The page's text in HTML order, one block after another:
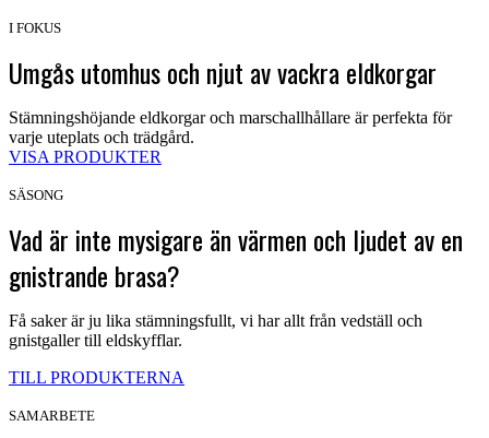
I FOKUS
Umgås utomhus och njut av vackra eldkorgar
Stämningshöjande eldkorgar och marschallhållare är perfekta för
varje uteplats och trädgård.
VISA PRODUKTER
SÄSONG
Vad är inte mysigare än värmen och ljudet av en
gnistrande brasa?
Få saker är ju lika stämningsfullt, vi har allt från vedställ och
gnistgaller till eldskyfflar.
TILL PRODUKTERNA
SAMARBETE